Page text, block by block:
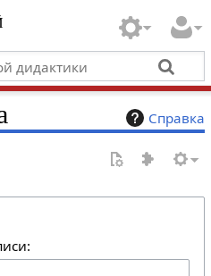
Справка